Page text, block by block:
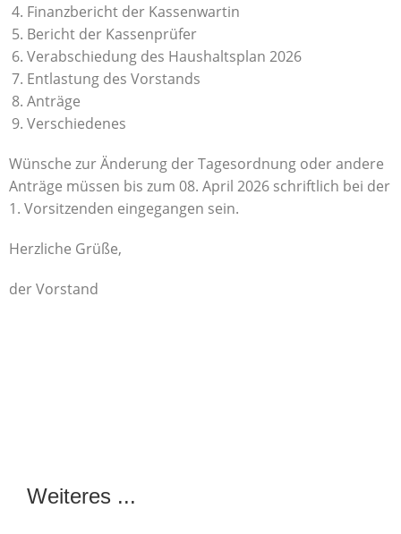
Finanzbericht der Kassenwartin
Bericht der Kassenprüfer
Verabschiedung des Haushaltsplan 2026
Entlastung des Vorstands
Anträge
Verschiedenes
Wünsche zur Änderung der Tagesordnung oder andere
Anträge müssen bis zum 08. April 2026 schriftlich bei der
1. Vorsitzenden eingegangen sein.
Herzliche Grüße,
der Vorstand
Weiteres ...